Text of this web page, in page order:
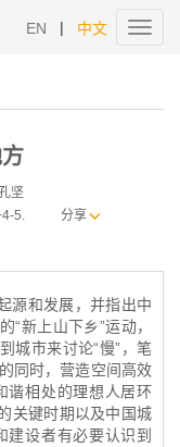
EN | 中文
坚
5.
分享
源和发展，并指出中
“新上山下乡”运动，
城市来讨论“慢”，笔
同时，营造空间高效
谐相处的理想人居环
关键时期以及中国城
设者有必要认识到